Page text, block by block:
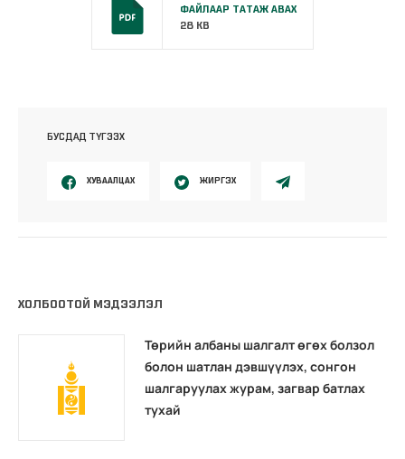
ФАЙЛААР ТАТАЖ АВАХ
28 KB
БУСДАД ТҮГЭЭХ
ХУВААЛЦАХ ЖИРГЭХ
ХОЛБООТОЙ МЭДЭЭЛЭЛ
Төрийн албаны шалгалт өгөх болзол
болон шатлан дэвшүүлэх, сонгон
шалгаруулах журам, загвар батлах
тухай